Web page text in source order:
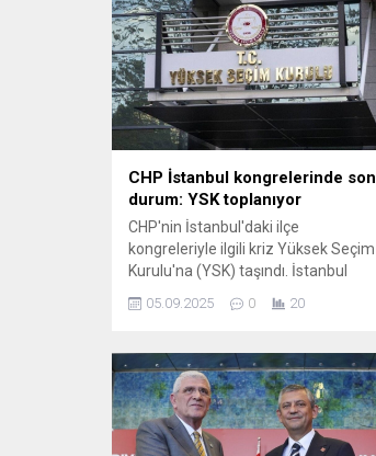
CHP İstanbul kongrelerinde son
durum: YSK toplanıyor
CHP'nin İstanbul'daki ilçe
kongreleriyle ilgili kriz Yüksek Seçim
Kurulu'na (YSK) taşındı. İstanbul
2 Eylül'de aldığı ihtiyati tedbir kararı
Tuzla, Bakırköy ve Başakşehir ilçe ...
05.09.2025 0 20